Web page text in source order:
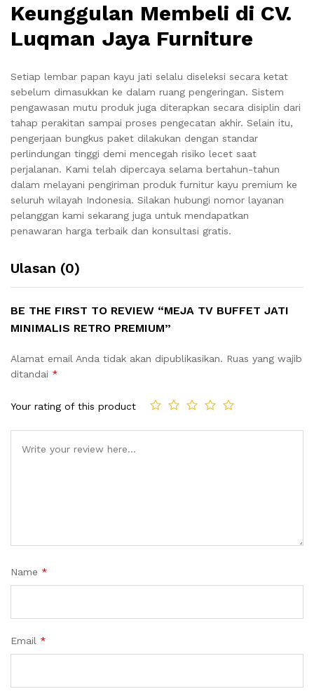
Keunggulan Membeli di CV.
Luqman Jaya Furniture
Setiap lembar papan kayu jati selalu diseleksi secara ketat
sebelum dimasukkan ke dalam ruang pengeringan. Sistem
pengawasan mutu produk juga diterapkan secara disiplin dari
tahap perakitan sampai proses pengecatan akhir. Selain itu,
pengerjaan bungkus paket dilakukan dengan standar
perlindungan tinggi demi mencegah risiko lecet saat
perjalanan. Kami telah dipercaya selama bertahun-tahun
dalam melayani pengiriman produk furnitur kayu premium ke
seluruh wilayah Indonesia. Silakan hubungi nomor layanan
pelanggan kami sekarang juga untuk mendapatkan
penawaran harga terbaik dan konsultasi gratis.
Ulasan (0)
BE THE FIRST TO REVIEW “MEJA TV BUFFET JATI
MINIMALIS RETRO PREMIUM”
Alamat email Anda tidak akan dipublikasikan. Ruas yang wajib
ditandai *
Your rating of this product
Name *
Email *